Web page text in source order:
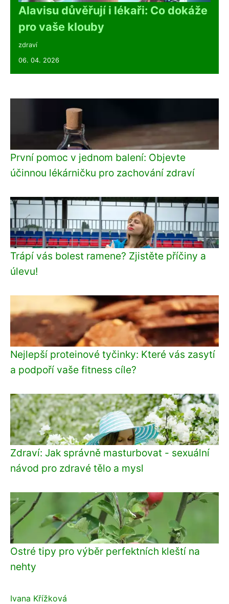
Alavisu důvěřují i lékaři: Co dokáže
pro vaše klouby
zdraví
06. 04. 2026
První pomoc v jednom balení: Objevte
účinnou lékárničku pro zachování zdraví
Trápí vás bolest ramene? Zjistěte příčiny a
úlevu!
Nejlepší proteinové tyčinky: Které vás zasytí
a podpoří vaše fitness cíle?
Zdraví: Jak správně masturbovat - sexuální
návod pro zdravé tělo a mysl
Ostré tipy pro výběr perfektních kleští na
nehty
Ivana Křížková